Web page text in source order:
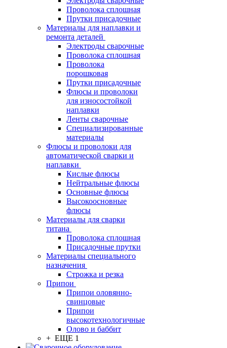
Проволока сплошная
Прутки присадочные
Материалы для наплавки и
ремонта деталей
Электроды сварочные
Проволока сплошная
Проволока
порошковая
Прутки присадочные
Флюсы и проволоки
для износостойкой
наплавки
Ленты сварочные
Специализированные
материалы
Флюсы и проволоки для
автоматической сварки и
наплавки
Кислые флюсы
Нейтральные флюсы
Основные флюсы
Высокоосновные
флюсы
Материалы для сварки
титана
Проволока сплошная
Присадочные прутки
Материалы специального
назначения
Строжка и резка
Припои
Припои оловянно-
свинцовые
Припои
высокотехнологичные
Олово и баббит
+ ЕЩЕ 1